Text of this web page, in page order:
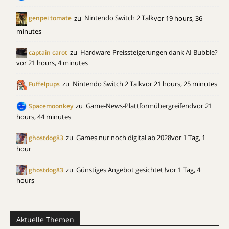
genpei tomate zu Nintendo Switch 2 Talkvor 19 hours, 36
minutes
captain carot zu Hardware-Preissteigerungen dank AI Bubble?
vor 21 hours, 4 minutes
Fuffelpups zu Nintendo Switch 2 Talkvor 21 hours, 25 minutes
Spacemoonkey zu Game-News-Plattformübergreifendvor 21
hours, 44 minutes
ghostdog83 zu Games nur noch digital ab 2028vor 1 Tag, 1
hour
ghostdog83 zu Günstiges Angebot gesichtet !vor 1 Tag, 4
hours
Aktuelle Themen